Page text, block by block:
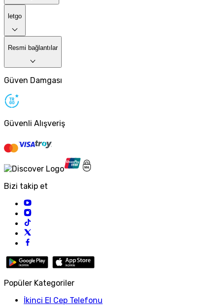
letgo
Resmi bağlantılar
Güven Damgası
Güvenli Alışveriş
Bizi takip et
Popüler Kategoriler
İkinci El Cep Telefonu